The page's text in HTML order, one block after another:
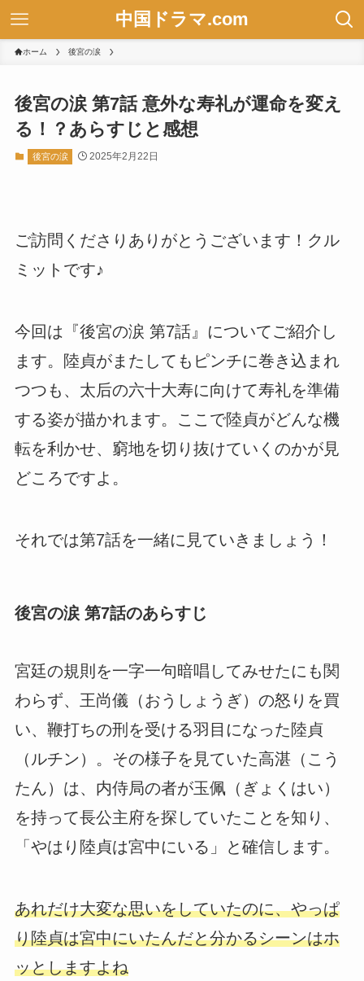
中国ドラマ.com
ホーム 後宮の涙
後宮の涙 第7話 意外な寿礼が運命を変え
る！？あらすじと感想
後宮の涙 2025年2月22日
ご訪問くださりありがとうございます！クル
ミットです♪
今回は『後宮の涙 第7話』についてご紹介し
ます。陸貞がまたしてもピンチに巻き込まれ
つつも、太后の六十大寿に向けて寿礼を準備
する姿が描かれます。ここで陸貞がどんな機
転を利かせ、窮地を切り抜けていくのかが見
どころですよ。
それでは第7話を一緒に見ていきましょう！
後宮の涙 第7話のあらすじ
宮廷の規則を一字一句暗唱してみせたにも関
わらず、王尚儀（おうしょうぎ）の怒りを買
い、鞭打ちの刑を受ける羽目になった陸貞
（ルチン）。その様子を見ていた高湛（こう
たん）は、内侍局の者が玉佩（ぎょくはい）
を持って長公主府を探していたことを知り、
「やはり陸貞は宮中にいる」と確信します。
あれだけ大変な思いをしていたのに、やっぱ
り陸貞は宮中にいたんだと分かるシーンはホ
ッとしますよね